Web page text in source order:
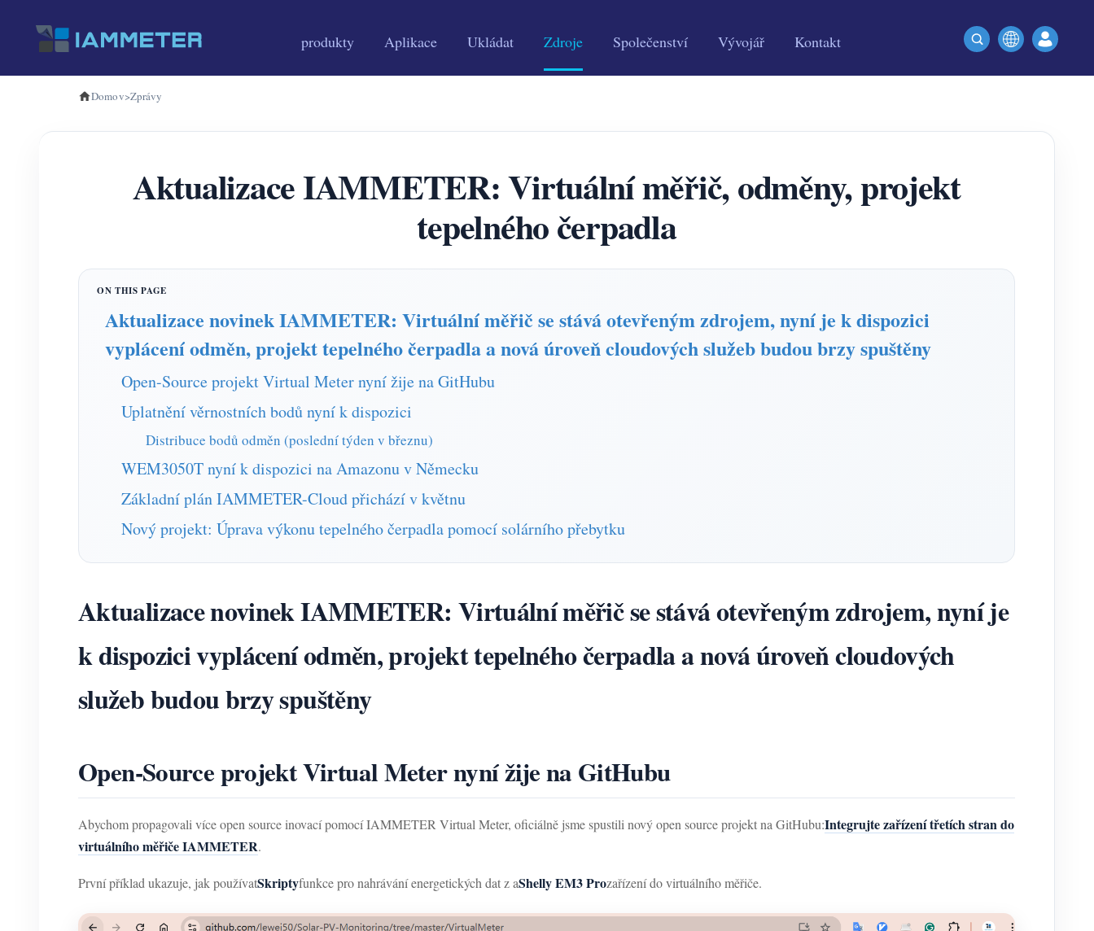
produkty Aplikace Ukládat Zdroje Společenství Vývojář Kontakt
Domov>Zprávy
Aktualizace IAMMETER: Virtuální měřič, odměny, projekt
tepelného čerpadla
Aktualizace novinek IAMMETER: Virtuální měřič se stává otevřeným zdrojem, nyní je k dispozici
vyplácení odměn, projekt tepelného čerpadla a nová úroveň cloudových služeb budou brzy spuštěny
Open-Source projekt Virtual Meter nyní žije na GitHubu
Uplatnění věrnostních bodů nyní k dispozici
Distribuce bodů odměn (poslední týden v březnu)
WEM3050T nyní k dispozici na Amazonu v Německu
Základní plán IAMMETER-Cloud přichází v květnu
Nový projekt: Úprava výkonu tepelného čerpadla pomocí solárního přebytku
Aktualizace novinek IAMMETER: Virtuální měřič se stává otevřeným zdrojem, nyní je
k dispozici vyplácení odměn, projekt tepelného čerpadla a nová úroveň cloudových
služeb budou brzy spuštěny
Open-Source projekt Virtual Meter nyní žije na GitHubu
Abychom propagovali více open source inovací pomocí IAMMETER Virtual Meter, oficiálně jsme spustili nový open source projekt na GitHubu:Integrujte zařízení třetích stran do
virtuálního měřiče IAMMETER.
První příklad ukazuje, jak používatSkriptyfunkce pro nahrávání energetických dat z aShelly EM3 Prozařízení do virtuálního měřiče.